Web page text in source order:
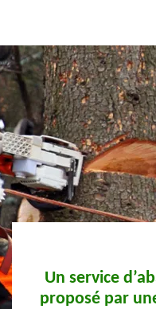
morts
fiable à La